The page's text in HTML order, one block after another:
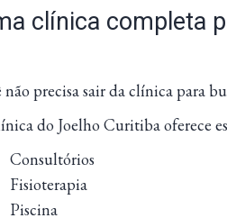
clínica completa
não precisa sair da clínica para
do Joelho Curitiba oferece
Consultórios
Fisioterapia
Piscina